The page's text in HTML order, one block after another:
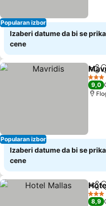
Popularan izbor
Izaberi datume da bi se
cene
Popularan izbor
Deli
3
9,0
Izaberi datume da bi se
cene
Deli
3
8,9